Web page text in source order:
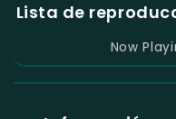
Lista de
Now